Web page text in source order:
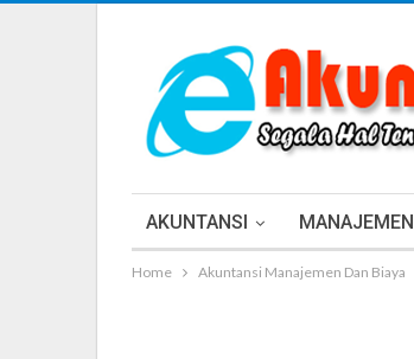
AKUNTANSI MANAJEMEN
Home Akuntansi Manajemen Dan Biaya